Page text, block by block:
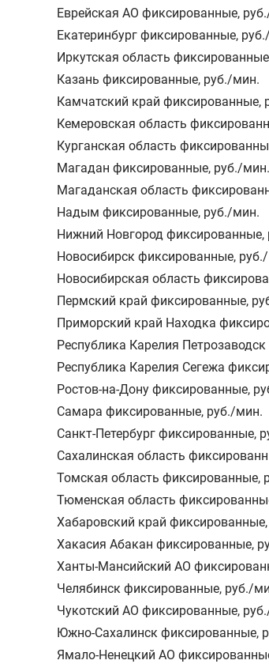
Еврейская АО фиксированные,
Екатеринбург фиксированные,
Иркутская область фиксированные
Казань фиксированные, руб./мин.
Камчатский край фиксированные,
Кемеровская область
Курганская область
Магадан фиксированные, руб./мин.
Магаданская область
Надым фиксированные, руб./мин.
Нижний Новгород фиксированные,
Новосибирск фиксированные,
Новосибирская область
Пермский край фиксированные,
Приморский край Находка
Республика Карелия
Республика Карелия Сегежа
Ростов-на-Дону фиксированные,
Самара фиксированные, руб./мин.
Санкт-Петербург фиксированные,
Сахалинская область
Томская область фиксированные,
Тюменская область
Хабаровский край фиксированные,
Хакасия Абакан фиксированные,
Ханты-Мансийский АО
Челябинск фиксированные, руб./
Чукотский АО фиксированные,
Южно-Сахалинск фиксированные,
Ямало-Ненецкий АО